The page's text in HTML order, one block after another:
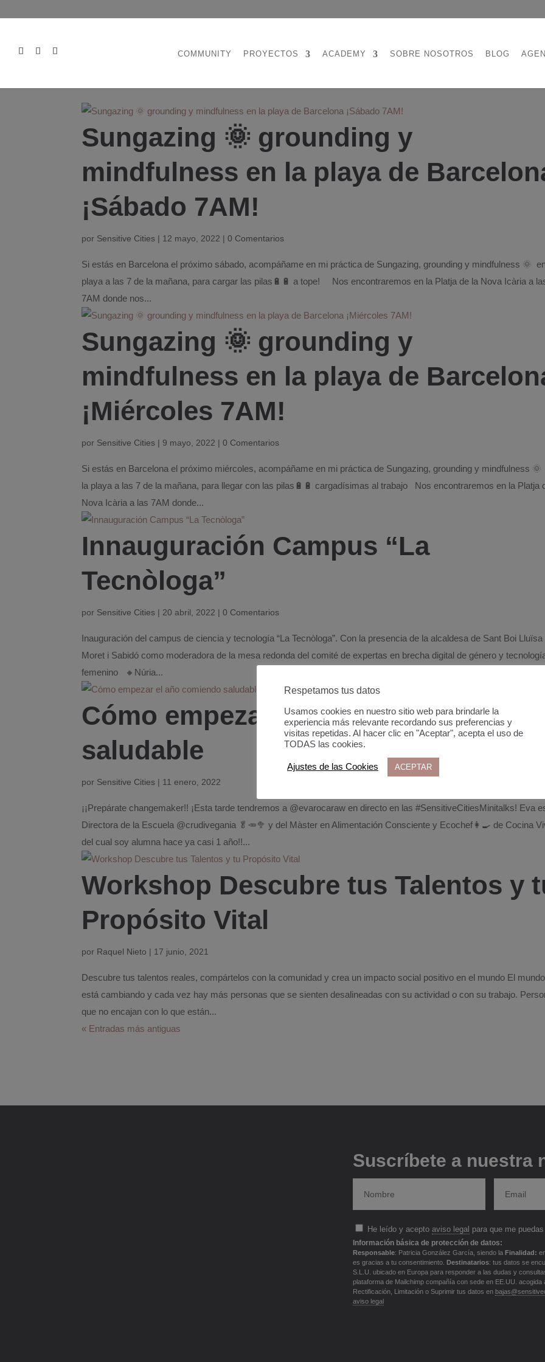
COMMUNITY PROYECTOS ACADEMY SOBRE NOSOTROS BLOG
Sungazing 🌞 grounding y
mindfulness en la playa de
¡Sábado 7AM!
por Sensitive Cities | 12 mayo, 2022 |0 Comentarios
Si estás en Barcelona el próximo sábado, acompáñame en mi práctica de Sungazing, grounding y mindfulness 🌞
playa a las 7 de la mañana, para cargar las pilas🔋🔋 a tope! Nos encontraremos en la Platja de la Nova Icària a
7AM donde nos...
Sungazing 🌞 grounding y
mindfulness en la playa de
¡Miércoles 7AM!
por Sensitive Cities | 9 mayo, 2022 |0 Comentarios
Si estás en Barcelona el próximo miércoles, acompáñame en mi práctica de Sungazing, grounding y mindfulness
la playa a las 7 de la mañana, para llegar con las pilas🔋🔋 cargadísimas al trabajo Nos encontraremos en la Platja
Nova Icària a las 7AM donde...
Innauguración Campus “La
Tecnòloga”
por Sensitive Cities | 20 abril, 2022 |0 Comentarios
Inauguración del campus de ciencia y tecnología “La Tecnòloga”. Con la presencia de la alcaldesa de Sant Boi Lluïsa
Moret i Sabidó como moderadora de la mesa redonda del comité de expertas en brecha digital de género y
femenino 🔸Núria...
Cómo empezar el año comiendo
saludable
por Sensitive Cities | 11 enero, 2022
¡¡Prepárate changemaker!! ¡Esta tarde tendremos a @evarocaraw en directo en las #SensitiveCitiesMinitalks! Eva
Directora de la Escuela @crudivegania 🥬🥕🥦 y del Màster en Alimentación Consciente y Ecochef👩‍🍳 de Cocina
del cual soy alumna hace ya casi 1 año!!...
Workshop Descubre tus Talentos y
Propósito Vital
por Raquel Nieto | 17 junio, 2021
Descubre tus talentos reales, compártelos con la comunidad y crea un impacto social positivo en el mundo El mundo
está cambiando y cada vez hay más personas que se sienten desalineadas con su actividad o con su trabajo.
que no encajan con lo que están...
« Entradas más antiguas
Suscríbete a nuestra
He leído y acepto aviso legal para que me
Información básica de protección de datos:
Responsable: Patricia González García, siendo la Finalidad:
es gracias a tu consentimiento. Destinatarios: tus datos se
S.L.U. ubicado en Europa para responder a las dudas y
plataforma de Mailchimp compañía con sede en EE.UU.
Rectificación, Limitación o Suprimir tus datos en
aviso legal
Respetamos tus datos
Usamos cookies en nuestro sitio web para brindarle la
experiencia más relevante recordando sus preferencias y
visitas repetidas. Al hacer clic en "Aceptar", acepta el uso de
TODAS las cookies.
Ajustes de las Cookies ACEPTAR